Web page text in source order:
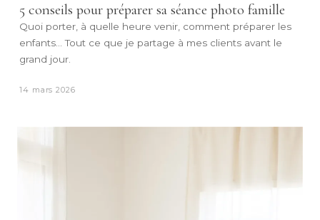
5 conseils pour préparer sa séance photo famille
Quoi porter, à quelle heure venir, comment préparer les
enfants... Tout ce que je partage à mes clients avant le
grand jour.
14 mars 2026